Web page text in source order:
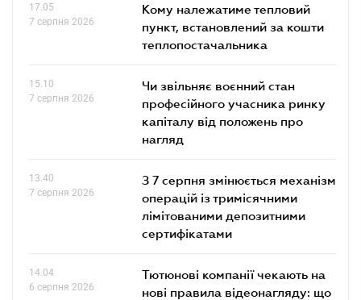
17.05
7 серпня 2026
Кому належатиме тепловий
пункт, встановлений за кошти
теплопостачальника
15.10
7 серпня 2026
Чи звільняє воєнний стан
професійного учасника ринку
капіталу від положень про
нагляд
13.40
7 серпня 2026
З 7 серпня змінюється механізм
операцій із тримісячними
лімітованими депозитними
сертифікатами
14.04
6 серпня 2026
Тютюнові компанії чекають на
нові правила відеонагляду: що